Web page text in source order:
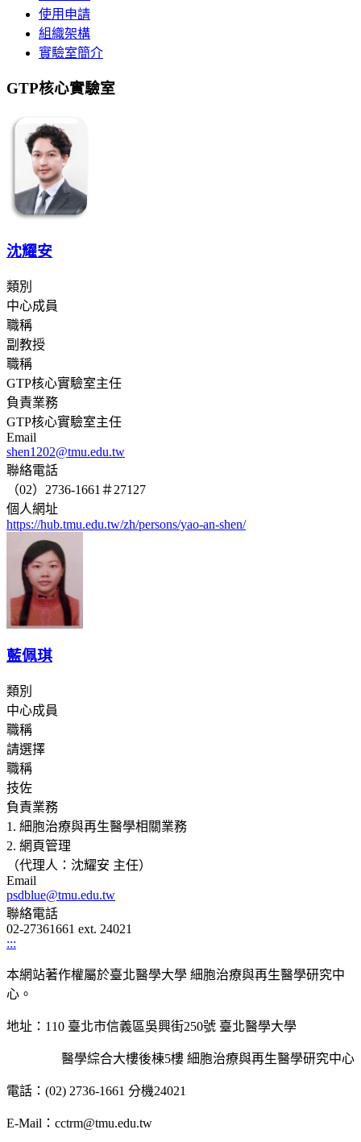
使用申請
組織架構
實驗室簡介
GTP核心實驗室
沈耀安
類別
中心成員
職稱
副教授
職稱
GTP核心實驗室主任
負責業務
GTP核心實驗室主任
Email
shen1202@tmu.edu.tw
聯絡電話
（02）2736-1661＃27127
個人網址
https://hub.tmu.edu.tw/zh/persons/yao-an-shen/
藍佩琪
類別
中心成員
職稱
請選擇
職稱
技佐
負責業務
1. 細胞治療與再生醫學相關業務
2. 網頁管理
（代理人：沈耀安 主任）
Email
psdblue@tmu.edu.tw
聯絡電話
02-27361661 ext. 24021
:::
本網站著作權屬於臺北醫學大學 細胞治療與再生醫學研究中
心。
地址：110 臺北市信義區吳興街250號 臺北醫學大學
醫學綜合大樓後棟5樓 細胞治療與再生醫學研究中心
電話：(02) 2736-1661 分機24021
E-Mail：cctrm@tmu.edu.tw